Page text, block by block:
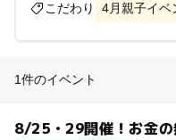
こだわり 4月親子イベ
1件のイベント
8/25・29開催！お金の